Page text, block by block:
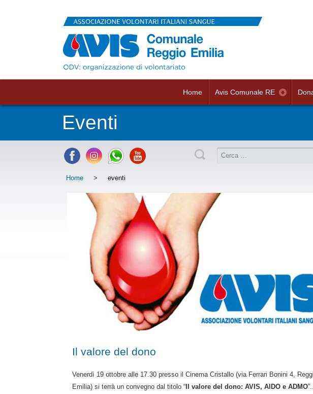
Home Avis Comunale RE
Eventi
Home > eventi
Il valore del dono
Venerdì 19 ottobre alle 17.30 presso il Cinema Cristallo (via Ferrari Bonini 4,
Emilia) si terrà un convegno dal titolo “ Il valore del dono: AVIS, AIDO e ADMO